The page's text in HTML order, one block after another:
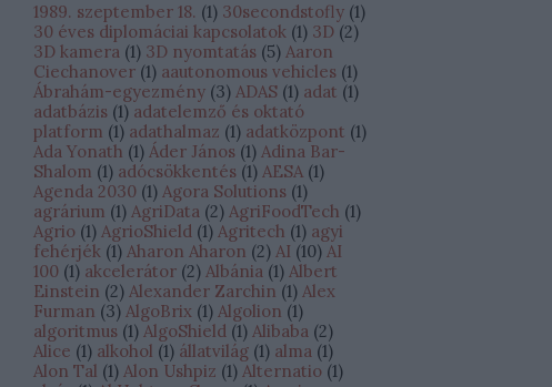
1989. szeptember 18. (1) 30secondstofly (1)
30 éves diplomáciai kapcsolatok (1) 3D (2)
3D kamera (1) 3D nyomtatás (5) Aaron
Ciechanover (1) aautonomous vehicles (1)
Ábrahám-egyezmény (3) ADAS (1) adat (1)
adatbázis (1) adatelemző és oktató
platform (1) adathalmaz (1) adatközpont (1)
Ada Yonath (1) Áder János (1) Adina Bar-
Shalom (1) adócsökkentés (1) AESA (1)
Agenda 2030 (1) Agora Solutions (1)
agrárium (1) AgriData (2) AgriFoodTech (1)
Agrio (1) AgrioShield (1) Agritech (1) agyi
fehérjék (1) Aharon Aharon (2) AI (10) AI
100 (1) akcelerátor (2) Albánia (1) Albert
Einstein (2) Alexander Zarchin (1) Alex
Furman (3) AlgoBrix (1) Algolion (1)
algoritmus (1) AlgoShield (1) Alibaba (2)
Alice (1) alkohol (1) állatvilág (1) alma (1)
Alon Tal (1) Alon Ushpiz (1) Alternatio (1)